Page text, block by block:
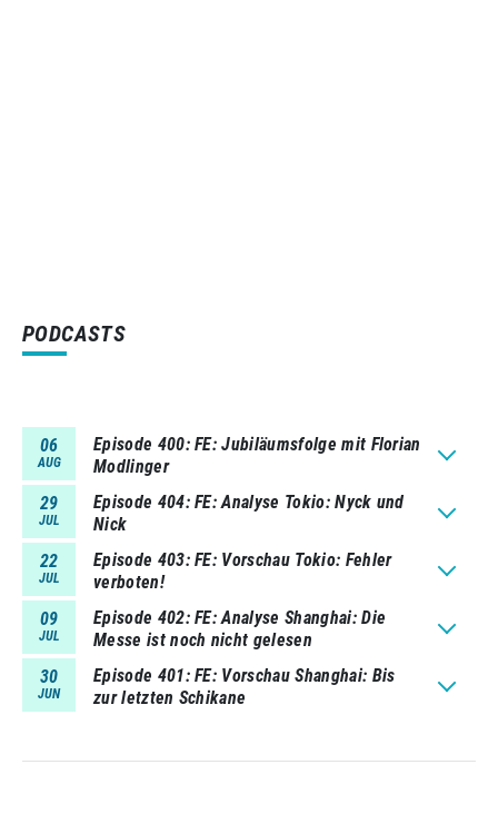
PODCASTS
06
AUG
Episode 400 FE: Jubiläumsfolge mit Florian
Modlinger
29
JUL
Episode 404 FE: Analyse Tokio: Nyck und
Nick
22
JUL
Episode 403 FE: Vorschau Tokio: Fehler
verboten!
09
JUL
Episode 402 FE: Analyse Shanghai: Die
Messe ist noch nicht gelesen
30
JUN
Episode 401 FE: Vorschau Shanghai: Bis
zur letzten Schikane